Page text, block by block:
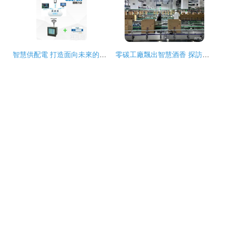
智慧供配電 打造面向未來的智能網絡設備成套裝工廠 零碳工廠飄出智慧酒香 探訪釀酒行業首家智能網絡零碳工廠